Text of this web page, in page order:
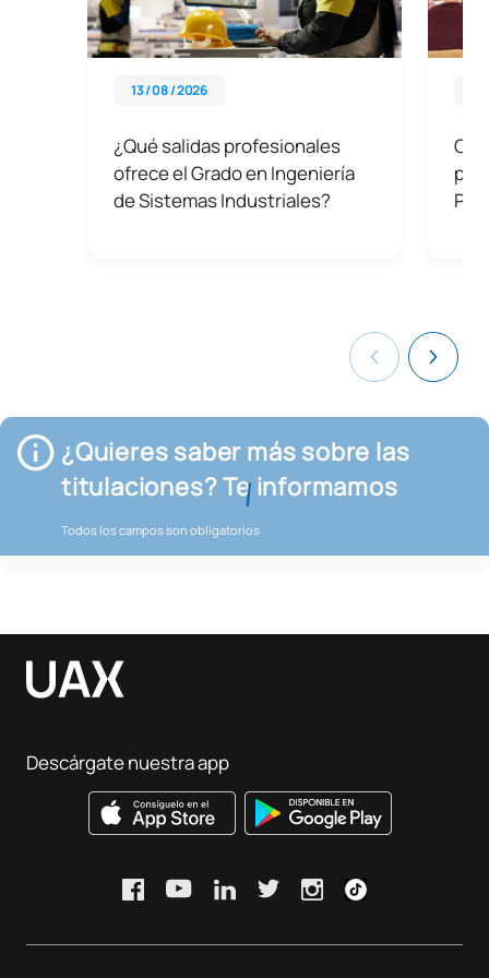
13 / 08 / 2026
¿Qué salidas profesionales
ofrece el Grado en Ingeniería
de Sistemas Industriales?
PAU
¿Quieres saber más sobre las
titulaciones? Te informamos
Todos los campos son obligatorios
Descárgate nuestra app